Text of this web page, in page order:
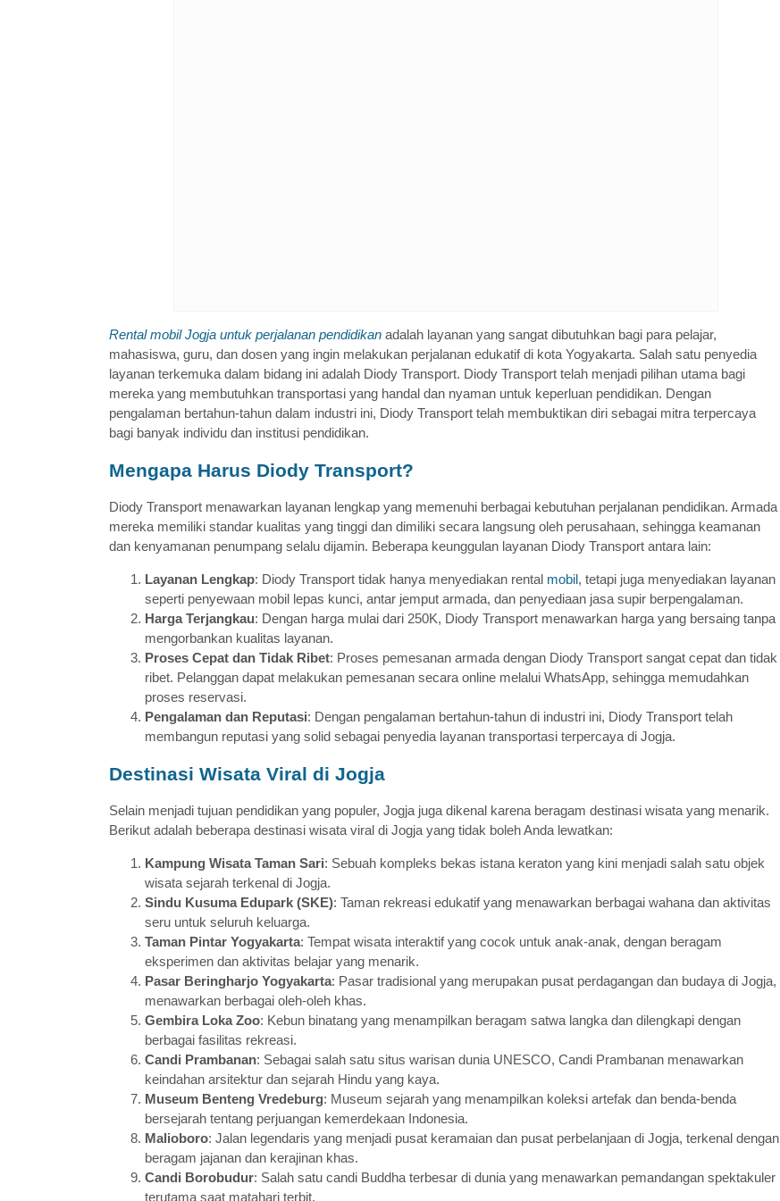
Rental mobil Jogja untuk perjalanan pendidikan adalah layanan yang sangat dibutuhkan bagi para pelajar,
mahasiswa, guru, dan dosen yang ingin melakukan perjalanan edukatif di kota Yogyakarta. Salah satu penyedia
layanan terkemuka dalam bidang ini adalah Diody Transport. Diody Transport telah menjadi pilihan utama bagi
mereka yang membutuhkan transportasi yang handal dan nyaman untuk keperluan pendidikan. Dengan
pengalaman bertahun-tahun dalam industri ini, Diody Transport telah membuktikan diri sebagai mitra terpercaya
bagi banyak individu dan institusi pendidikan.
Mengapa Harus Diody Transport?
Diody Transport menawarkan layanan lengkap yang memenuhi berbagai kebutuhan perjalanan pendidikan. Armada
mereka memiliki standar kualitas yang tinggi dan dimiliki secara langsung oleh perusahaan, sehingga keamanan
dan kenyamanan penumpang selalu dijamin. Beberapa keunggulan layanan Diody Transport antara lain:
Layanan Lengkap: Diody Transport tidak hanya menyediakan rental mobil, tetapi juga menyediakan layanan
seperti penyewaan mobil lepas kunci, antar jemput armada, dan penyediaan jasa supir berpengalaman.
Harga Terjangkau: Dengan harga mulai dari 250K, Diody Transport menawarkan harga yang bersaing tanpa
mengorbankan kualitas layanan.
Proses Cepat dan Tidak Ribet: Proses pemesanan armada dengan Diody Transport sangat cepat dan tidak
ribet. Pelanggan dapat melakukan pemesanan secara online melalui WhatsApp, sehingga memudahkan
proses reservasi.
Pengalaman dan Reputasi: Dengan pengalaman bertahun-tahun di industri ini, Diody Transport telah
membangun reputasi yang solid sebagai penyedia layanan transportasi terpercaya di Jogja.
Destinasi Wisata Viral di Jogja
Selain menjadi tujuan pendidikan yang populer, Jogja juga dikenal karena beragam destinasi wisata yang menarik.
Berikut adalah beberapa destinasi wisata viral di Jogja yang tidak boleh Anda lewatkan:
Kampung Wisata Taman Sari: Sebuah kompleks bekas istana keraton yang kini menjadi salah satu objek
wisata sejarah terkenal di Jogja.
Sindu Kusuma Edupark (SKE): Taman rekreasi edukatif yang menawarkan berbagai wahana dan aktivitas
seru untuk seluruh keluarga.
Taman Pintar Yogyakarta: Tempat wisata interaktif yang cocok untuk anak-anak, dengan beragam
eksperimen dan aktivitas belajar yang menarik.
Pasar Beringharjo Yogyakarta: Pasar tradisional yang merupakan pusat perdagangan dan budaya di Jogja,
menawarkan berbagai oleh-oleh khas.
Gembira Loka Zoo: Kebun binatang yang menampilkan beragam satwa langka dan dilengkapi dengan
berbagai fasilitas rekreasi.
Candi Prambanan: Sebagai salah satu situs warisan dunia UNESCO, Candi Prambanan menawarkan
keindahan arsitektur dan sejarah Hindu yang kaya.
Museum Benteng Vredeburg: Museum sejarah yang menampilkan koleksi artefak dan benda-benda
bersejarah tentang perjuangan kemerdekaan Indonesia.
Malioboro: Jalan legendaris yang menjadi pusat keramaian dan pusat perbelanjaan di Jogja, terkenal dengan
beragam jajanan dan kerajinan khas.
Candi Borobudur: Salah satu candi Buddha terbesar di dunia yang menawarkan pemandangan spektakuler
terutama saat matahari terbit.